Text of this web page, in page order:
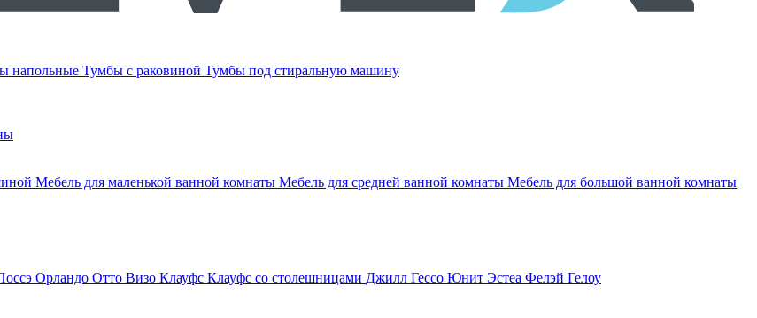
напольные Тумбы с раковиной Тумбы под стиральную машину
Мебель для маленькой ванной комнаты Мебель для средней ванной комнаты Мебель для большой ванной комнаты
Орландо Отто Визо Клауфс Клауфс со столешницами Джилл Гессо Юнит Эстеа Фелэй Гелоу